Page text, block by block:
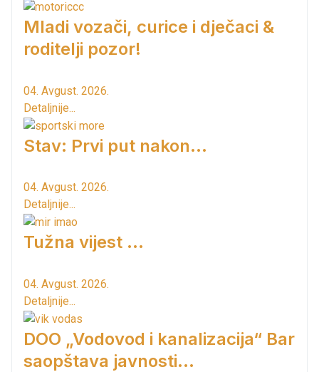
Mladi vozači, curice i dječaci &
roditelji pozor!
04. Avgust. 2026.
Detaljnije...
Stav: Prvi put nakon…
04. Avgust. 2026.
Detaljnije...
Tužna vijest ...
04. Avgust. 2026.
Detaljnije...
DOO „Vodovod i kanalizacija“ Bar
saopštava javnosti...